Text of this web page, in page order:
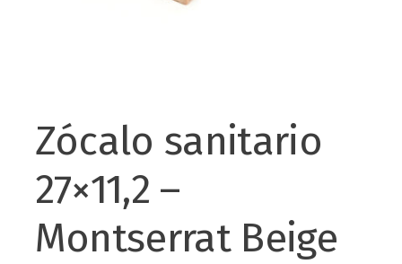
Zócalo sanitario
27×11,2 –
Montserrat Beige